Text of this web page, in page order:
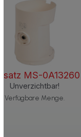
Aufsatz MS-0A13260
Unverzichtbar!
Verfügbare Menge.